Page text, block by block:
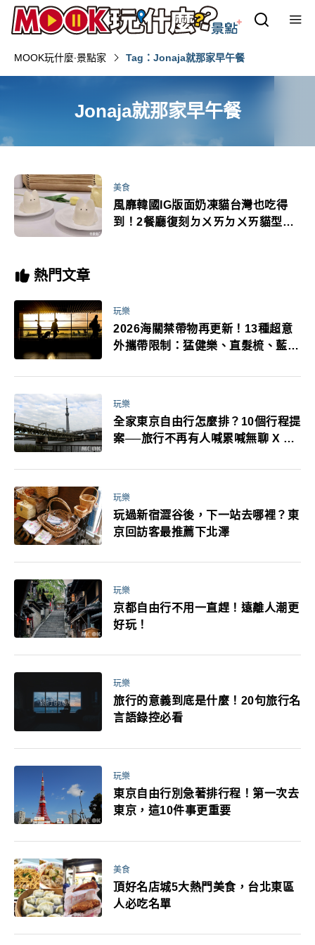
MOOK玩什麼‧景點家 Tag：Jonaja就那家早午餐
Jonaja就那家早午餐
美食
風靡韓國IG版面奶凍貓台灣也吃得
到！2餐廳復刻ㄉㄨㄞㄉㄨㄞ貓型限
熱門文章
玩樂
2026海關禁帶物再更新！13種超意
外攜帶限制：猛健樂、直髮梳、藍牙
萬！注意事項一次看！
玩樂
全家東京自由行怎麼排？10個行程提
案──旅行不再有人喊累喊無聊 X 爸
玩樂
玩過新宿澀谷後，下一站去哪裡？東
京回訪客最推薦下北澤
玩樂
京都自由行不用一直趕！遠離人潮更
好玩！
玩樂
旅行的意義到底是什麼！20句旅行名
言語錄控必看
玩樂
東京自由行別急著排行程！第一次去
東京，這10件事更重要
美食
頂好名店城5大熱門美食，台北東區
人必吃名單